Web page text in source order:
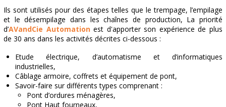
L'ATEX
REALISATIONS
Ils sont utilisés pour des étapes telles que le trempage, l’empilage
et le désempilage dans les chaînes de production, La priorité
d’AVandCie Automationest d'apporter son expérience de plus
de 30 ans dans les activités décrites ci-dessous :
Etude électrique, d’automatisme et d’informatiques
industrielles,
Câblage armoire, coffrets et équipement de pont,
Savoir-faire sur différents types comprenant :
Pont d’ordures ménagères,
Pont Haut fourneaux,